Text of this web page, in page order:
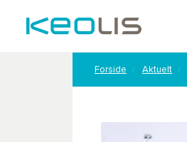
Forside Aktuelt